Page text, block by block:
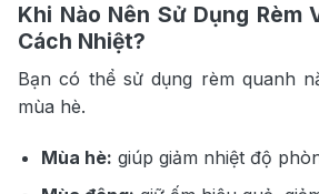
Khi Nào Nên Sử Dụng Rèm
Cách Nhiệt?
Bạn có thể sử dụng rèm quanh
mùa hè.
Mùa hè: giúp giảm nhiệt độ